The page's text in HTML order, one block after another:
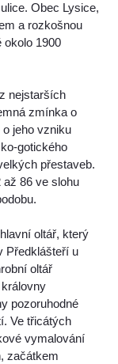
Obec Lysice,
a rozkošnou
okolo 1900
nejstarších
zmínka o
jeho vzniku
gotického
přestaveb.
až 86 ve slohu
oltář, který
Předklášteří u
oltář
pozoruhodné
Ve třicátých
vymalování
začátkem